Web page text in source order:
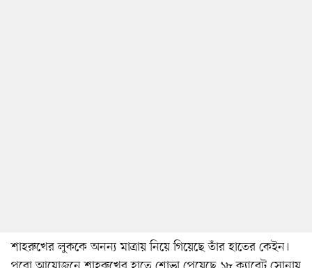
শাহরুখের লুককে অনন্য মাত্রায় নিয়ে গিয়েছে তাঁর হাতের কেইন।